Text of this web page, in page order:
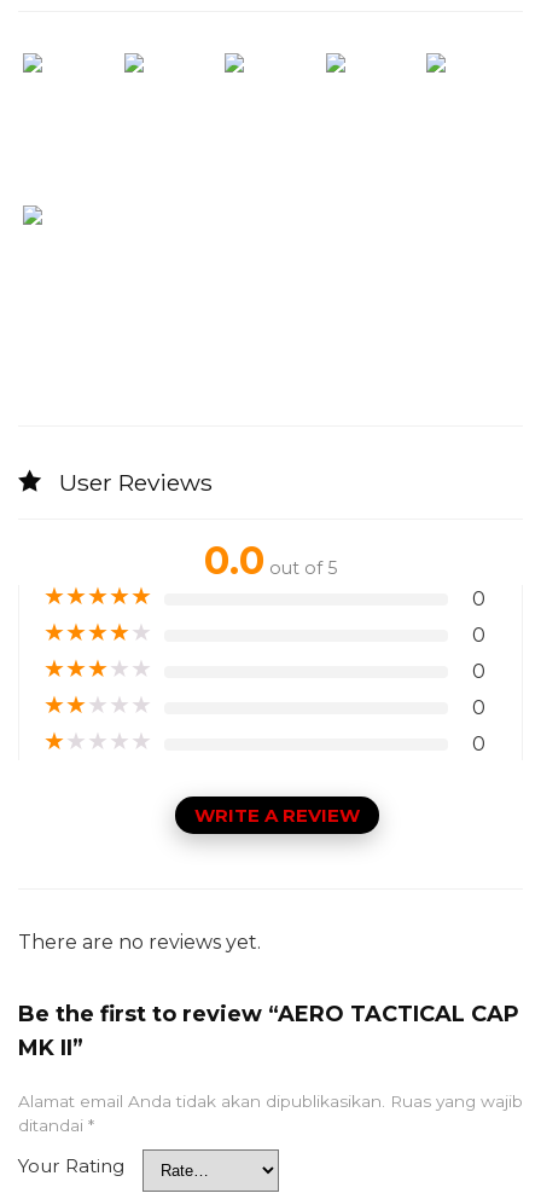
User Reviews
0.0 out of 5
★★★★★ 0
★★★★★ 0
★★★★★ 0
★★★★★ 0
★★★★★ 0
WRITE A REVIEW
There are no reviews yet.
Be the first to review “AERO TACTICAL CAP
MK II”
Alamat email Anda tidak akan dipublikasikan. Ruas yang wajib
ditandai *
Your Rating